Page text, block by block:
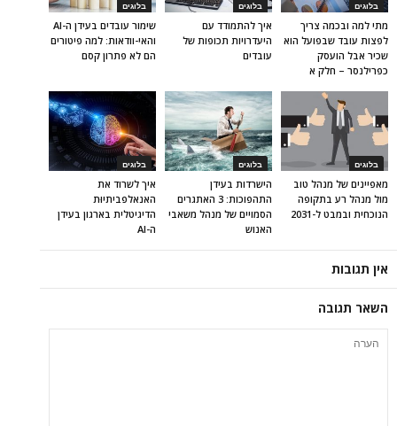
בלוגים
שימור עובדים בעידן ה-AI
והאי-וודאות: למה פיטורים
הם לא פתרון קסם
בלוגים
איך להתמודד עם
היעדרויות תכופות של
עובדים
בלוגים
מתי למה ובכמה צריך
לפצות עובד שבפועל הוא
שכיר אבל הועסק
כפרילנסר – חלק א
בלוגים
איך לשרוד את
האנאלפביתיוּת
הדיגיטלית בארגון בעידן
ה-AI
בלוגים
הישרדות בעידן
התהפוכות: 3 האתגרים
הסמויים של מנהל משאבי
האנוש
בלוגים
מאפיינים של מנהל טוב
מול מנהל רע בתקופה
הנוכחית ובמבט ל-2031
אין תגובות
השאר תגובה